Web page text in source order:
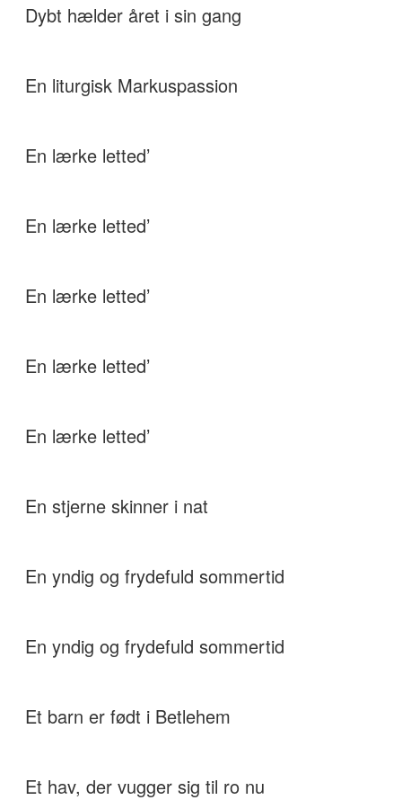
Dybt hælder året i sin gang
En liturgisk Markuspassion
En lærke letted’
En lærke letted’
En lærke letted’
En lærke letted’
En lærke letted’
En stjerne skinner i nat
En yndig og frydefuld sommertid
En yndig og frydefuld sommertid
Et barn er født i Betlehem
Et hav, der vugger sig til ro nu